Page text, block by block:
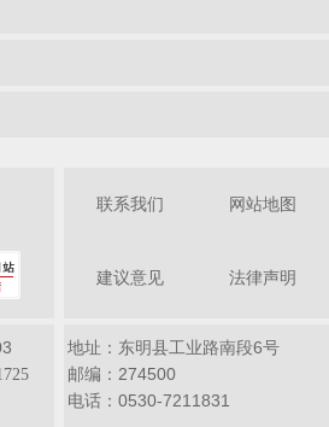
联系我们 网站地图
建议意见 法律声明
地址：东明县工业路南段6号
邮编：274500
电话：0530-7211831